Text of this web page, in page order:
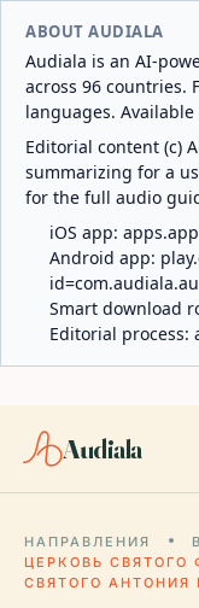
ABOUT AUDIALA
Audiala is an AI-
across 96 countries.
languages.
Editorial content (c)
summarizing for a
for the full audio
iOS app:
Android app:
Smart download
Editorial process:
Audiala
НАПРАВЛЕНИЯ
ЦЕРКОВЬ
СВЯТОГО АНТОНИЯ